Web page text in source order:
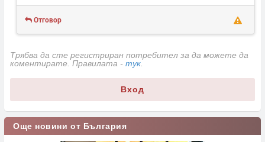
Отговор
Трябва да сте регистриран потребител за да можете да
коментирате. Правилата - тук.
Вход
Още новини от България